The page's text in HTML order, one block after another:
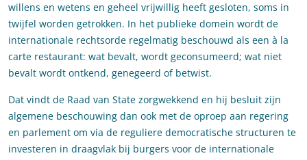
willens en wetens en geheel vrijwillig heeft gesloten, soms in
twijfel worden getrokken. In het publieke domein wordt de
internationale rechtsorde regelmatig beschouwd als een à la
carte restaurant: wat bevalt, wordt geconsumeerd; wat niet
bevalt wordt ontkend, genegeerd of betwist.
Dat vindt de Raad van State zorgwekkend en hij besluit zijn
algemene beschouwing dan ook met de oproep aan regering
en parlement om via de reguliere democratische structuren te
investeren in draagvlak bij burgers voor de internationale